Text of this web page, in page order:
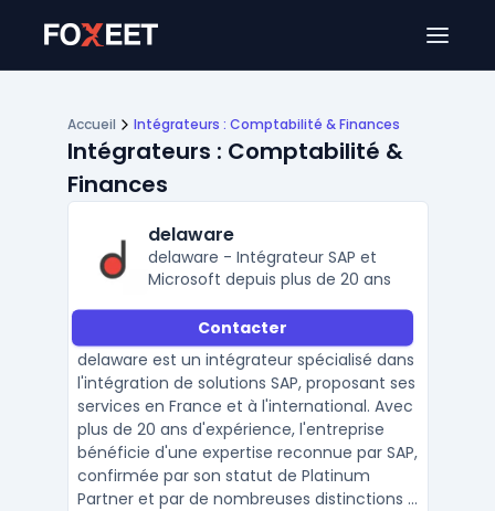
Accueil Intégrateurs : Comptabilité & Finances
Intégrateurs : Comptabilité &
Finances
delaware
delaware - Intégrateur SAP et
Microsoft depuis plus de 20 ans
Contacter
delaware est un intégrateur spécialisé dans
l'intégration de solutions SAP, proposant ses
services en France et à l'international. Avec
plus de 20 ans d'expérience, l'entreprise
bénéficie d'une expertise reconnue par SAP,
confirmée par son statut de Platinum
Partner et par de nombreuses distinctions ...